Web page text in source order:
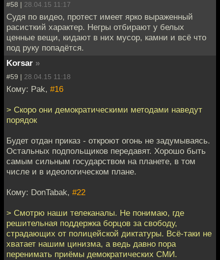
#58 | 28.04.15 11:17
Судя по видео, протест имеет ярко выраженный
расисткий характер. Негры отбирают у белых
ценные вещи, кидают в них мусор, камни и всё что
под руку попадётся.
Korsar »
#59 | 28.04.15 11:18
Кому: Pak, #16
> Скоро они демократическими методами наведут
порядок
Будет отдан приказ - откроют огонь не задумываясь.
Остальных подпольщиков передавят. Хорошо быть
самым сильным государством на планете, в том
числе и в идеологическом плане.
Кому: DonTabak, #22
> Смотрю наши телеканалы. Не понимаю, где
решительная поддержка борцов за свободу,
страдающих от полицейской диктатуры. Всё-таки не
хватает нашим цинизма, а ведь давно пора
перенимать приёмы демократических СМИ.